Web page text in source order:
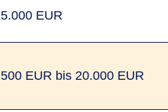
5.000 EUR
500 EUR bis 20.000 EUR